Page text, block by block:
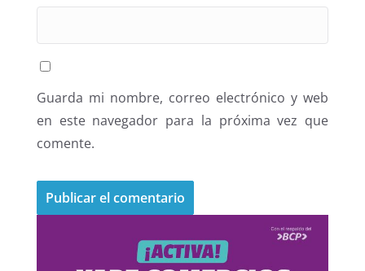
Guarda mi nombre, correo electrónico y web
en este navegador para la próxima vez que
comente.